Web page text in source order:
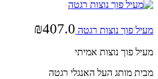
מעיל פוך נוצות רגטה ₪407.0
מעיל פוך נוצות אמיתי
מבית מותג העל האנגלי רגטה